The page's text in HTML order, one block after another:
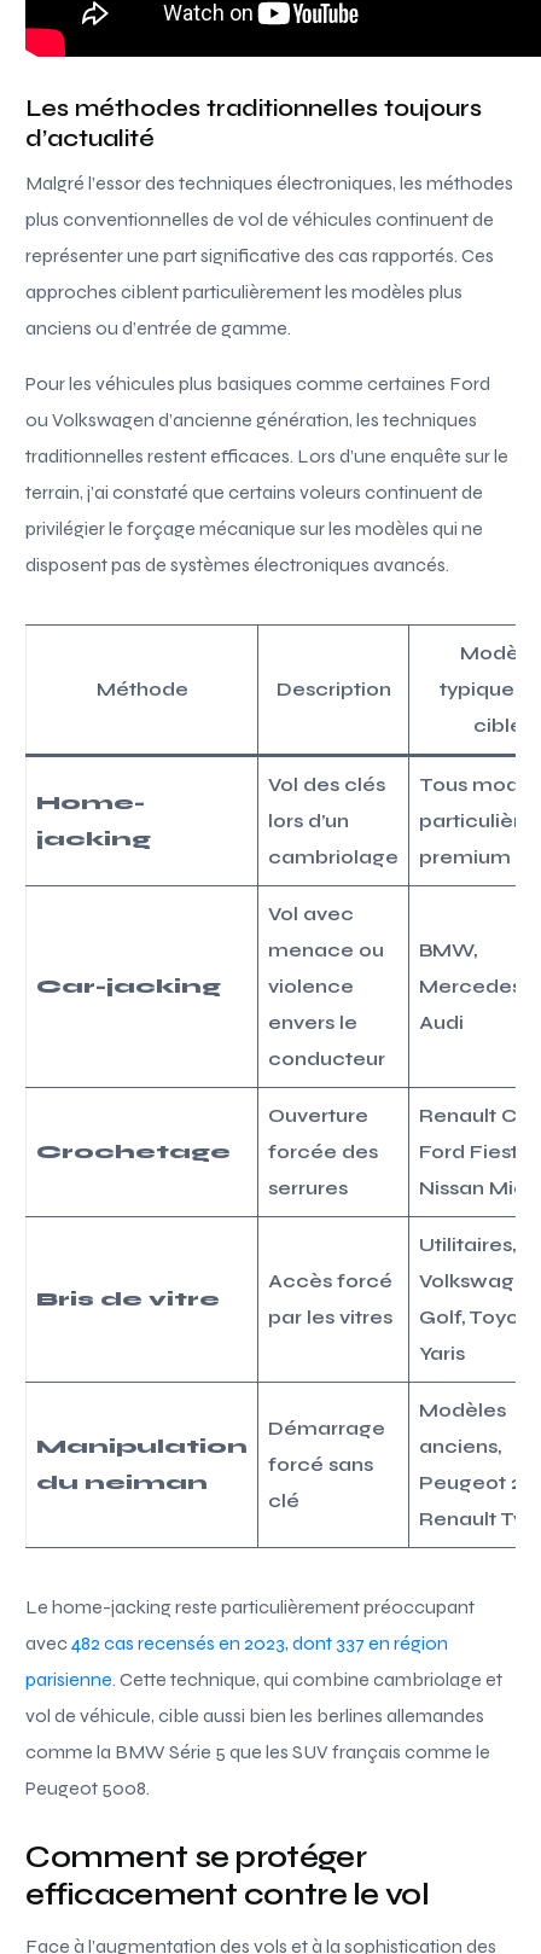
Les méthodes traditionnelles toujours
d’actualité
Malgré l’essor des techniques électroniques, les méthodes
plus conventionnelles de vol de véhicules continuent de
représenter une part significative des cas rapportés. Ces
approches ciblent particulièrement les modèles plus
anciens ou d’entrée de gamme.
Pour les véhicules plus basiques comme certaines Ford
ou Volkswagen d’ancienne génération, les techniques
traditionnelles restent efficaces. Lors d’une enquête sur le
terrain, j’ai constaté que certains voleurs continuent de
privilégier le forçage mécanique sur les modèles qui ne
disposent pas de systèmes électroniques avancés.
Méthode Description
ciblés
Home-
jacking
Vol des clés
lors d’un
cambriolage
Tous
premium
Car-jacking
Vol avec
menace ou
violence
envers le
conducteur
BMW,
Mercedes-
Audi
Crochetage
Ouverture
forcée des
serrures
Renault Clio
Ford Fiesta,
Nissan
Bris de vitre
Accès forcé
par les vitres
Utilitaires,
Volkswagen
Golf, Toyota
Yaris
Manipulation
du neiman
Démarrage
forcé sans
clé
Modèles
anciens,
Peugeot
Renault
Le home-jacking reste particulièrement préoccupant
avec482 cas recensés en 2023, dont 337 en région
parisienne. Cette technique, qui combine cambriolage et
vol de véhicule, cible aussi bien les berlines allemandes
comme la BMW Série 5 que les SUV français comme le
Peugeot 5008.
Comment se protéger
efficacement contre le vol
Face à l’augmentation des vols et à la sophistication des